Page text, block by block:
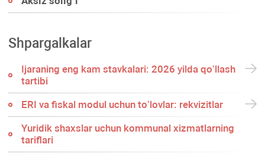
Shpargalkalar
Ijaraning eng kam stavkalari: 2026 yilda qoʻllash
tartibi
ERI va fiskal modul uchun toʻlovlar: rekvizitlar
Yuridik shaхslar uchun kommunal хizmatlarning
tariflari